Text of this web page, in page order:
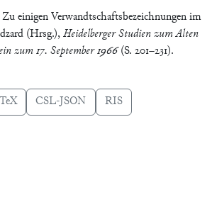
einigen Verwandtschaftsbezeichnungen im
(Hrsg.),Heidelberger Studien zum Alten
zum 17. September 1966(S. 201–231).
CSL-JSON RIS